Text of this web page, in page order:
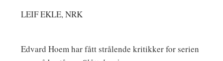
LEIF EKLE, NRK
Edvard Hoem har fått strålende kritikker for serien